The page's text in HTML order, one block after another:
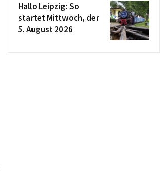
Hallo Leipzig: So
startet Mittwoch, der
5. August 2026